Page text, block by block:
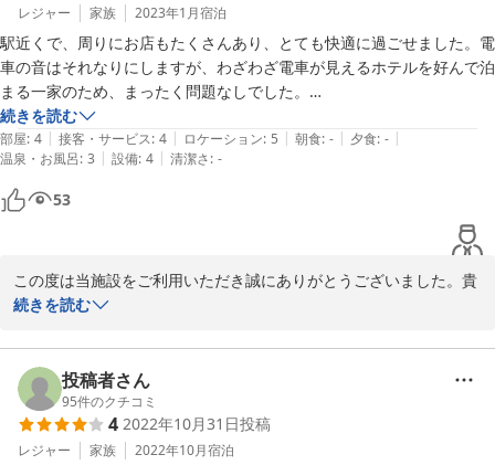
レジャー 家族 2023年1月宿泊
駅近くで、周りにお店もたくさんあり、とても快適に過ごせました。電
車の音はそれなりにしますが、わざわざ電車が見えるホテルを好んで泊
まる一家のため、まったく問題なしでした。
冬の北海道のため、お宿も寒いのかなと思っていましたが、暖房もきち
んと効いて快適。シャワー室が狭いのが難でしたが、お値段を考えると
破格ではないでしょうか。二段ベッドは、天井が低いので頭をぶつけま
したが、それよりもここをベッドメイクする方のほうが大変だなと思い
ましたね。お疲れ様です。
続きを読む
部屋: 4 | 接客・サービス: 4 | ロケーション: 5 | 朝食: - | 夕食: - |
温泉・お風呂: 3 | 設備: 4 | 清潔さ: -
53
この度は当施設をご利用いただき誠にありがとうございました。貴
重なご意見を参考にさせて頂き、今後も快適な客室づくりに努めて
また機会がございましたら、ぜひご利用くださいませ。
2023-01-17
続きを読む
投稿者さん
95件のクチコミ
4 2022年10月31日投稿
レジャー 家族 2022年10月宿泊